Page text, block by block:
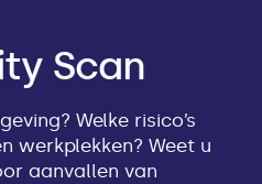
Scan
Welke risico’s
werkplekken? Weet u
aanvallen van